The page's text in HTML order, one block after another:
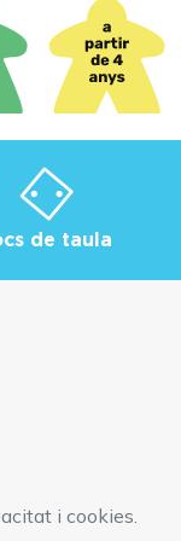
de taula
i cookies.